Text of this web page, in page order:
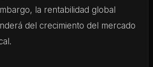
la rentabilidad global
del crecimiento del mercado